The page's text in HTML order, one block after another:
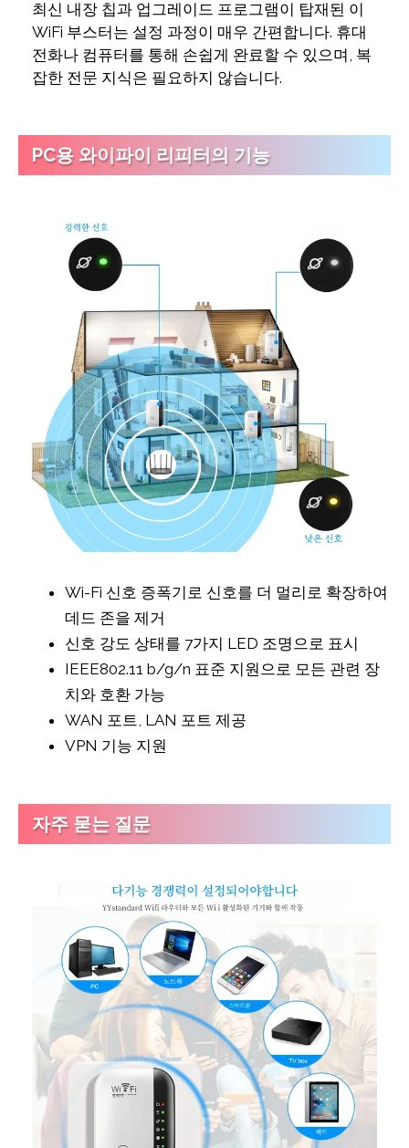
최신 내장 칩과 업그레이드 프로그램이 탑재된 이
WiFi 부스터는 설정 과정이 매우 간편합니다. 휴대
전화나 컴퓨터를 통해 손쉽게 완료할 수 있으며, 복
잡한 전문 지식은 필요하지 않습니다.
PC용 와이파이 리피터의 기능
Wi-Fi 신호 증폭기로 신호를 더 멀리로 확장하여
데드 존을 제거
신호 강도 상태를 7가지 LED 조명으로 표시
IEEE802.11 b/g/n 표준 지원으로 모든 관련 장
치와 호환 가능
WAN 포트, LAN 포트 제공
VPN 기능 지원
자주 묻는 질문